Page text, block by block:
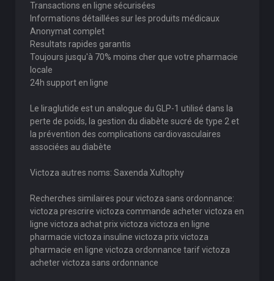
Transactions en ligne sécurisées
Informations détaillées sur les produits médicaux
Anonymat complet
Resultats rapides garantis
Toujours jusqu'à 70% moins cher que votre pharmacie
locale
24h support en ligne
Le liraglutide est un analogue du GLP-1 utilisé dans la
perte de poids, la gestion du diabète sucré de type 2 et
la prévention des complications cardiovasculaires
associées au diabète
Victoza autres noms: Saxenda Xultophy
Recherches similaires pour victoza sans ordonnance:
victoza prescrire victoza commande acheter victoza en
ligne victoza achat prix victoza victoza en ligne
pharmacie victoza insuline victoza prix victoza
pharmacie en ligne victoza ordonnance tarif victoza
acheter victoza sans ordonnance